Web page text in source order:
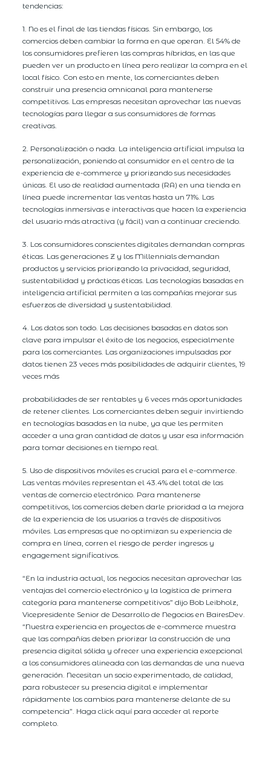
tendencias:
1. No es el final de las tiendas físicas. Sin embargo, los
comercios deben cambiar la forma en que operan. El 54% de
los consumidores prefieren las compras híbridas, en las que
pueden ver un producto en línea pero realizar la compra en el
local físico. Con esto en mente, los comerciantes deben
construir una presencia omnicanal para mantenerse
competitivos. Las empresas necesitan aprovechar las nuevas
tecnologías para llegar a sus consumidores de formas
creativas.
2. Personalización o nada. La inteligencia artificial impulsa la
personalización, poniendo al consumidor en el centro de la
experiencia de e-commerce y priorizando sus necesidades
únicas. El uso de realidad aumentada (RA) en una tienda en
línea puede incrementar las ventas hasta un 71%. Las
tecnologías inmersivas e interactivas que hacen la experiencia
del usuario más atractiva (y fácil) van a continuar creciendo.
3. Los consumidores conscientes digitales demandan compras
éticas. Las generaciones Z y los Millennials demandan
productos y servicios priorizando la privacidad, seguridad,
sustentabilidad y prácticas éticas. Las tecnologías basadas en
inteligencia artificial permiten a las compañías mejorar sus
esfuerzos de diversidad y sustentabilidad.
4. Los datos son todo. Las decisiones basadas en datos son
clave para impulsar el éxito de los negocios, especialmente
para los comerciantes. Las organizaciones impulsadas por
datos tienen 23 veces más posibilidades de adquirir clientes, 19
veces más
probabilidades de ser rentables y 6 veces más oportunidades
de retener clientes. Los comerciantes deben seguir invirtiendo
en tecnologías basadas en la nube, ya que les permiten
acceder a una gran cantidad de datos y usar esa información
para tomar decisiones en tiempo real.
5. Uso de dispositivos móviles es crucial para el e-commerce.
Las ventas móviles representan el 43.4% del total de las
ventas de comercio electrónico. Para mantenerse
competitivos, los comercios deben darle prioridad a la mejora
de la experiencia de los usuarios a través de dispositivos
móviles. Las empresas que no optimizan su experiencia de
compra en línea, corren el riesgo de perder ingresos y
engagement significativos.
“En la industria actual, los negocios necesitan aprovechar las
ventajas del comercio electrónico y la logística de primera
categoría para mantenerse competitivos” dijo Bob Leibholz,
Vicepresidente Senior de Desarrollo de Negocios en BairesDev.
“Nuestra experiencia en proyectos de e-commerce muestra
que las compañías deben priorizar la construcción de una
presencia digital sólida y ofrecer una experiencia excepcional
a los consumidores alineada con las demandas de una nueva
generación. Necesitan un socio experimentado, de calidad,
para robustecer su presencia digital e implementar
rápidamente los cambios para mantenerse delante de su
competencia”. Haga click aquí para acceder al reporte
completo.